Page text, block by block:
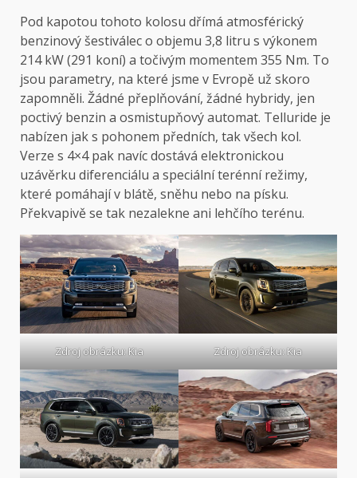
Pod kapotou tohoto kolosu dřímá atmosférický
benzinový šestiválec o objemu 3,8 litru s výkonem
214 kW (291 koní) a točivým momentem 355 Nm. To
jsou parametry, na které jsme v Evropě už skoro
zapomněli. Žádné přeplňování, žádné hybridy, jen
poctivý benzin a osmistupňový automat. Telluride je
nabízen jak s pohonem předních, tak všech kol.
Verze s 4×4 pak navíc dostává elektronickou
uzávěrku diferenciálu a speciální terénní režimy,
které pomáhají v blátě, sněhu nebo na písku.
Překvapivě se tak nezalekne ani lehčího terénu.
Zdroj obrázku: Kia Zdroj obrázku: Kia